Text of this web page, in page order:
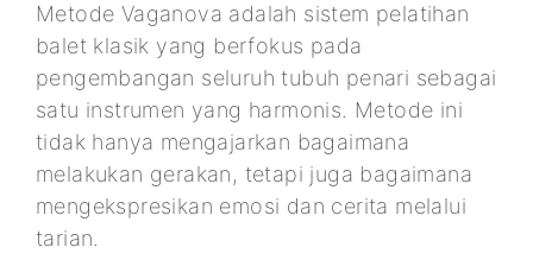
Metode Vaganova adalah sistem pelatihan
balet klasik yang berfokus pada
pengembangan seluruh tubuh penari sebagai
satu instrumen yang harmonis. Metode ini
tidak hanya mengajarkan bagaimana
melakukan gerakan, tetapi juga bagaimana
mengekspresikan emosi dan cerita melalui
tarian.